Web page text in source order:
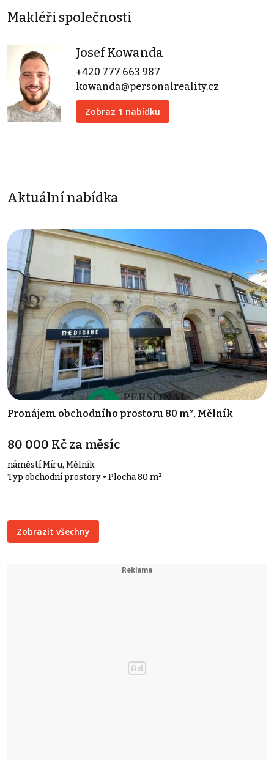
Makléři společnosti
Josef Kowanda
+420 777 663 987
kowanda@personalreality.cz
Zobraz 1 nabídku
Aktuální nabídka
Pronájem obchodního prostoru 80 m², Mělník
80 000 Kč za měsíc
náměstí Míru, Mělník
Typ obchodní prostory • Plocha 80 m²
Zobrazit všechny